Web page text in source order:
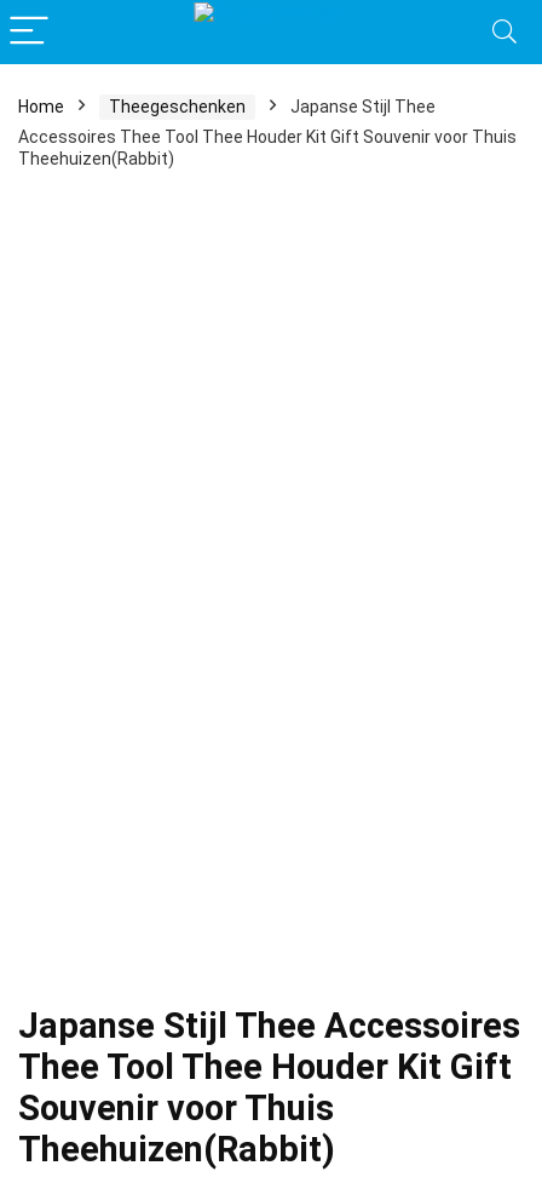
Home Theegeschenken
Japanse Stijl Thee
Accessoires Thee Tool Thee Houder Kit Gift Souvenir voor Thuis
Theehuizen(Rabbit)
Japanse Stijl Thee Accessoires
Thee Tool Thee Houder Kit Gift
Souvenir voor Thuis
Theehuizen(Rabbit)